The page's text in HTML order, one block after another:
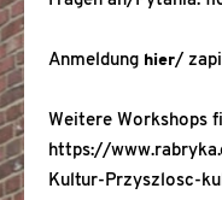
Anmeldung hier/
Weitere Workshops
https://
Kultur-Przyszlosc-